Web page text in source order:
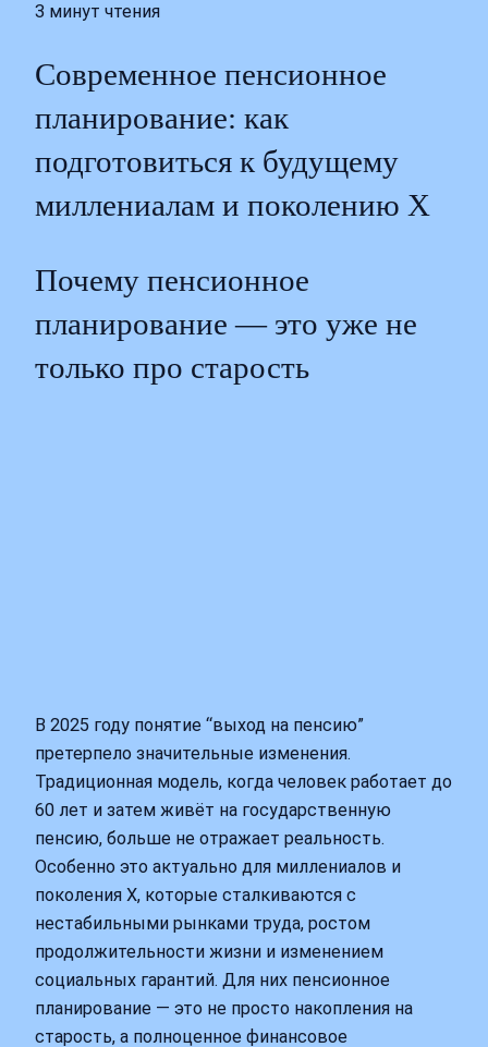
3 минут чтения
Современное пенсионное
планирование: как
подготовиться к будущему
миллениалам и поколению X
Почему пенсионное
планирование — это уже не
только про старость
В 2025 году понятие “выход на пенсию”
претерпело значительные изменения.
Традиционная модель, когда человек работает до
60 лет и затем живёт на государственную
пенсию, больше не отражает реальность.
Особенно это актуально для миллениалов и
поколения X, которые сталкиваются с
нестабильными рынками труда, ростом
продолжительности жизни и изменением
социальных гарантий. Для них пенсионное
планирование — это не просто накопления на
старость, а полноценное финансовое